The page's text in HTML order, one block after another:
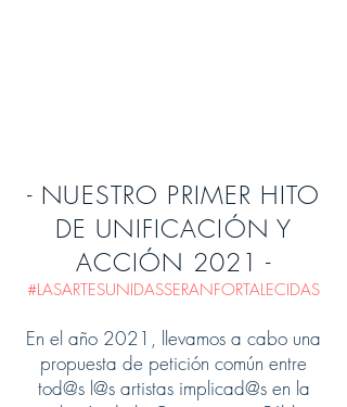
- NUESTRO PRIMER HITO
DE UNIFICACIÓN Y
ACCIÓN 2021 -
#LASARTESUNIDASSERANFORTALECIDAS
En el año 2021, llevamos a cabo una
propuesta de petición común entre
tod@s l@s artistas implicad@s en la